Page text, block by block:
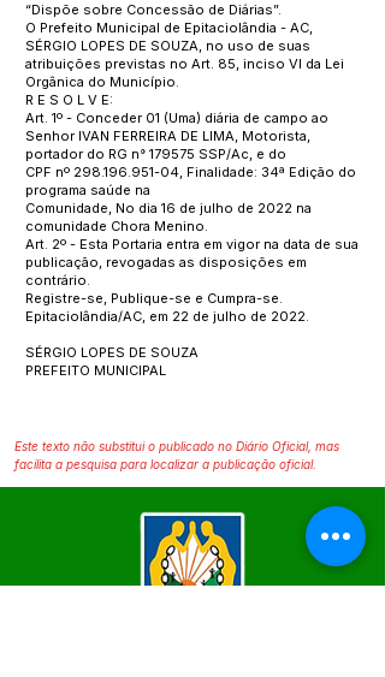
“Dispõe sobre Concessão de Diárias”.
O Prefeito Municipal de Epitaciolândia - AC,
SÉRGIO LOPES DE SOUZA, no uso de suas
atribuições previstas no Art. 85, inciso VI da Lei
Orgânica do Município.
R E S O L V E:
Art. 1º - Conceder 01 (Uma) diária de campo ao
Senhor IVAN FERREIRA DE LIMA, Motorista,
portador do RG n° 179575 SSP/Ac, e do
CPF nº 298.196.951-04, Finalidade: 34ª Edição do
programa saúde na
Comunidade, No dia 16 de julho de 2022 na
comunidade Chora Menino.
Art. 2º - Esta Portaria entra em vigor na data de sua
publicação, revogadas as disposições em
contrário.
Registre-se, Publique-se e Cumpra-se.
Epitaciolândia/AC, em 22 de julho de 2022.
SÉRGIO LOPES DE SOUZA
PREFEITO MUNICIPAL
Este texto não substitui o publicado no Diário Oficial, mas
facilita a pesquisa para localizar a publicação oficial.